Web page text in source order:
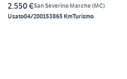
2.550 €San Severino Marche(MC)
Usato04/200153865 KmTurismo